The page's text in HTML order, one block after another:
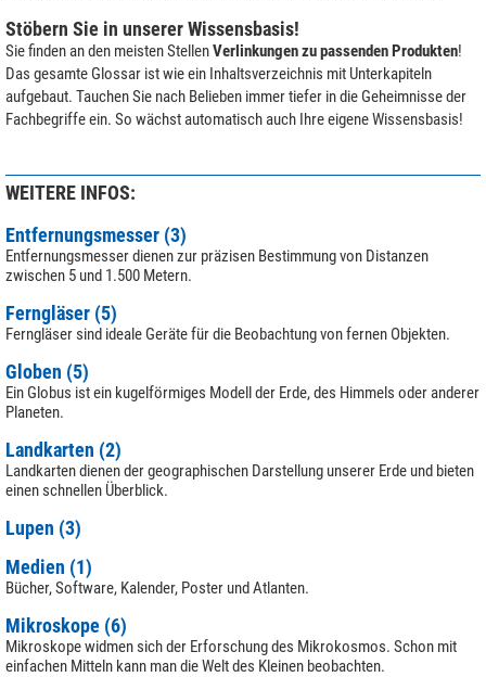
Stöbern Sie in unserer Wissensbasis!
Sie finden an den meisten StellenVerlinkungen zu passenden Produkten!
Das gesamte Glossar ist wie ein Inhaltsverzeichnis mit Unterkapiteln
aufgebaut. Tauchen Sie nach Belieben immer tiefer in die Geheimnisse der
Fachbegriffe ein. So wächst automatisch auch Ihre eigene Wissensbasis!
WEITERE INFOS:
Entfernungsmesser (3)
Entfernungsmesser dienen zur präzisen Bestimmung von Distanzen
zwischen 5 und 1.500 Metern.
Ferngläser (5)
Ferngläser sind ideale Geräte für die Beobachtung von fernen Objekten.
Globen (5)
Ein Globus ist ein kugelförmiges Modell der Erde, des Himmels oder anderer
Planeten.
Landkarten (2)
Landkarten dienen der geographischen Darstellung unserer Erde und bieten
einen schnellen Überblick.
Lupen (3)
Medien (1)
Bücher, Software, Kalender, Poster und Atlanten.
Mikroskope (6)
Mikroskope widmen sich der Erforschung des Mikrokosmos. Schon mit
einfachen Mitteln kann man die Welt des Kleinen beobachten.